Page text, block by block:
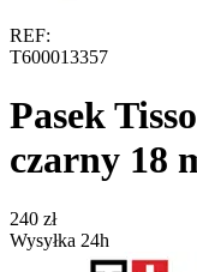
REF:
T600013357
Pasek
czarny 18
‍240‍ zł
Wysyłka 24h